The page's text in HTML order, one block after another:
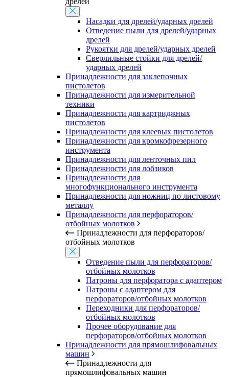
Насадки для дрелей/ударных дрелей
Отведение пыли для дрелей/ударных
дрелей
Рукоятки для дрелей/ударных дрелей
Сверлильные стойки для дрелей/
ударных дрелей
Принадлежности для заклепочных
пистолетов
Принадлежности для измерительной
техники
Принадлежности для картриджных
пистолетов
Принадлежности для клеевых пистолетов
Принадлежности для кромкофрезерного
инструмента
Принадлежности для ленточных пил
Принадлежности для лобзиков
Принадлежности для
многофункционального инструмента
Принадлежности для ножниц по листовому
металлу
Принадлежности для перфораторов/
отбойных молотков
Принадлежности для перфораторов/
отбойных молотков
Отведение пыли для перфораторов/
отбойных молотков
Патроны для перфоратора с адаптером
Патроны с адаптером для
перфораторов/отбойных молотков
Переходники для перфораторов/
отбойных молотков
Прочее оборудование для
перфораторов/отбойных молотков
Принадлежности для прямошлифовальных
машин
Принадлежности для
прямошлифовальных машин